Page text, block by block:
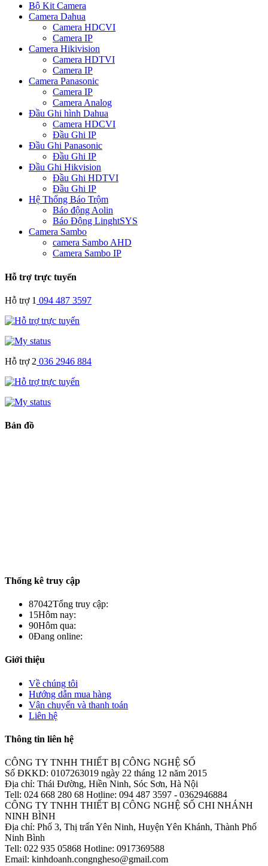
Bộ Kit Camera
Camera Dahua
Camera HDCVI
Camera IP
Camera Hikivision
Camera HDTVI
Camera IP
Camera Panasonic
Camera IP
Camera Analog
Đầu Ghi hình Dahua
Camera HDCVI
Đầu Ghi IP
Đầu Ghi Panasonic
Đầu Ghi IP
Đầu Ghi Hikvision
Đầu Ghi HDTVI
Đầu Ghi IP
Hệ Thống Báo Trộm
Báo động Aolin
Báo Động LinghtSYS
Camera Sambo
camera Sambo AHD
Camera Sambo IP
Hỗ trợ trực tuyến
Hỗ trợ 1 094 487 3597
Hỗ trợ 2 036 2946 884
Bản đồ
Thống kê truy cập
87042Tổng truy cập:
15Hôm nay:
90Hôm qua:
0Đang online:
Giới thiệu
Về chúng tôi
Hướng dẫn mua hàng
Vận chuyển và thanh toán
Liên hệ
Thông tin liên hệ
CÔNG TY TNHH THIẾT BỊ CÔNG NGHỆ SỐ
Số ĐKKD: 0107263019 ngày 22 tháng 12 năm 2015
Địa chỉ: Thái Đường, Hiền Ninh, Sóc Sơn, Hà Nội
Tell: 024 668 280 68 Hotline: 094 487 3597 - 0362946884
CÔNG TY TNHH THIẾT BỊ CÔNG NGHỆ SỐ CHI NHÁNH
NINH BÌNH
Địa chỉ: Phố 3, Thị trấn Yên Ninh, Huyện Yên Khánh, Thành Phố
Ninh Bình
Tell: 022 935 05868 Hotline: 0917369588
Email: kinhdoanh.congngheso@gmail.com